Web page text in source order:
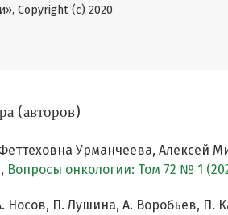
Copyright (c) 2020
(авторов)
Урманчеева, Алексей
, Вопросы онкологии: Том 72 № 1
П. Лушина, А. Воробьев, П.